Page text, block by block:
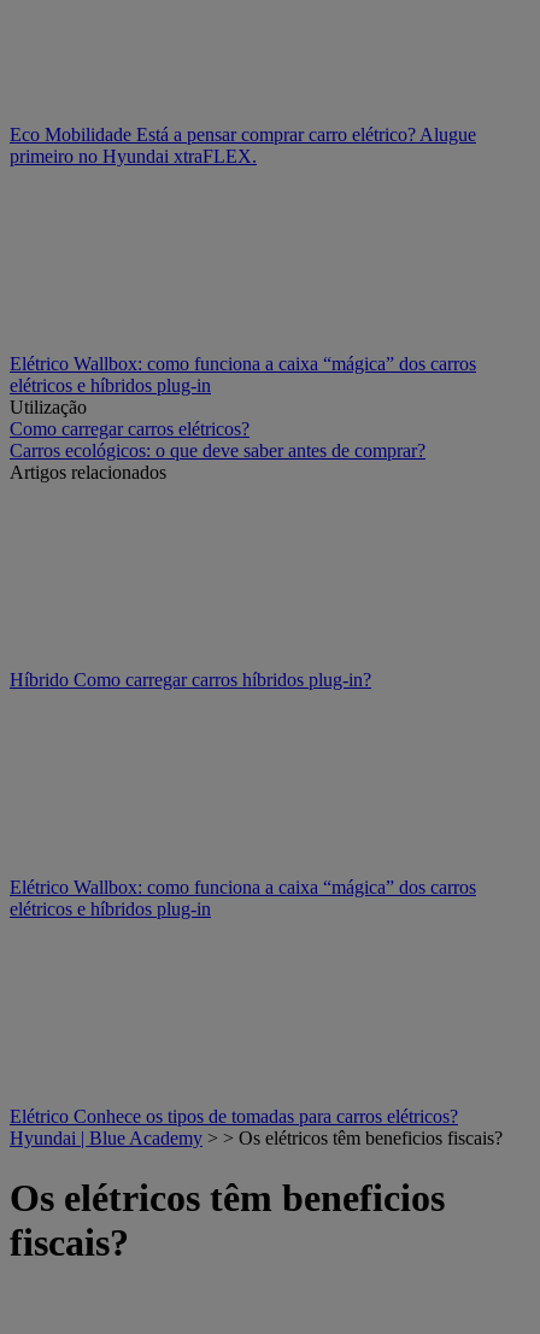
Eco Mobilidade Está a pensar comprar carro elétrico? Alugue
primeiro no Hyundai xtraFLEX.
Elétrico Wallbox: como funciona a caixa “mágica” dos carros
elétricos e híbridos plug-in
Utilização
Como carregar carros elétricos?
Carros ecológicos: o que deve saber antes de comprar?
Artigos relacionados
Híbrido Como carregar carros híbridos plug-in?
Elétrico Wallbox: como funciona a caixa “mágica” dos carros
elétricos e híbridos plug-in
Elétrico Conhece os tipos de tomadas para carros elétricos?
Hyundai | Blue Academy > > Os elétricos têm beneficios fiscais?
Os elétricos têm beneficios
fiscais?